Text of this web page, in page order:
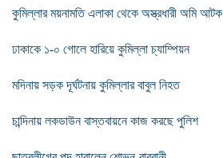
কুমিল্লার ময়নামতি এলাকা থেকে অস্ত্রধারী অমি আটক
ঢাকাকে ১-০ গোলে হারিয়ে কুমিল্লা চ্যাম্পিয়ন
মদিনায় সড়ক দূর্ঘটনায় কুমিল্লার বাবুল নিহত
চান্দিনায় লকডাউন বাস্তবায়নে কাজ করছে পুলিশ